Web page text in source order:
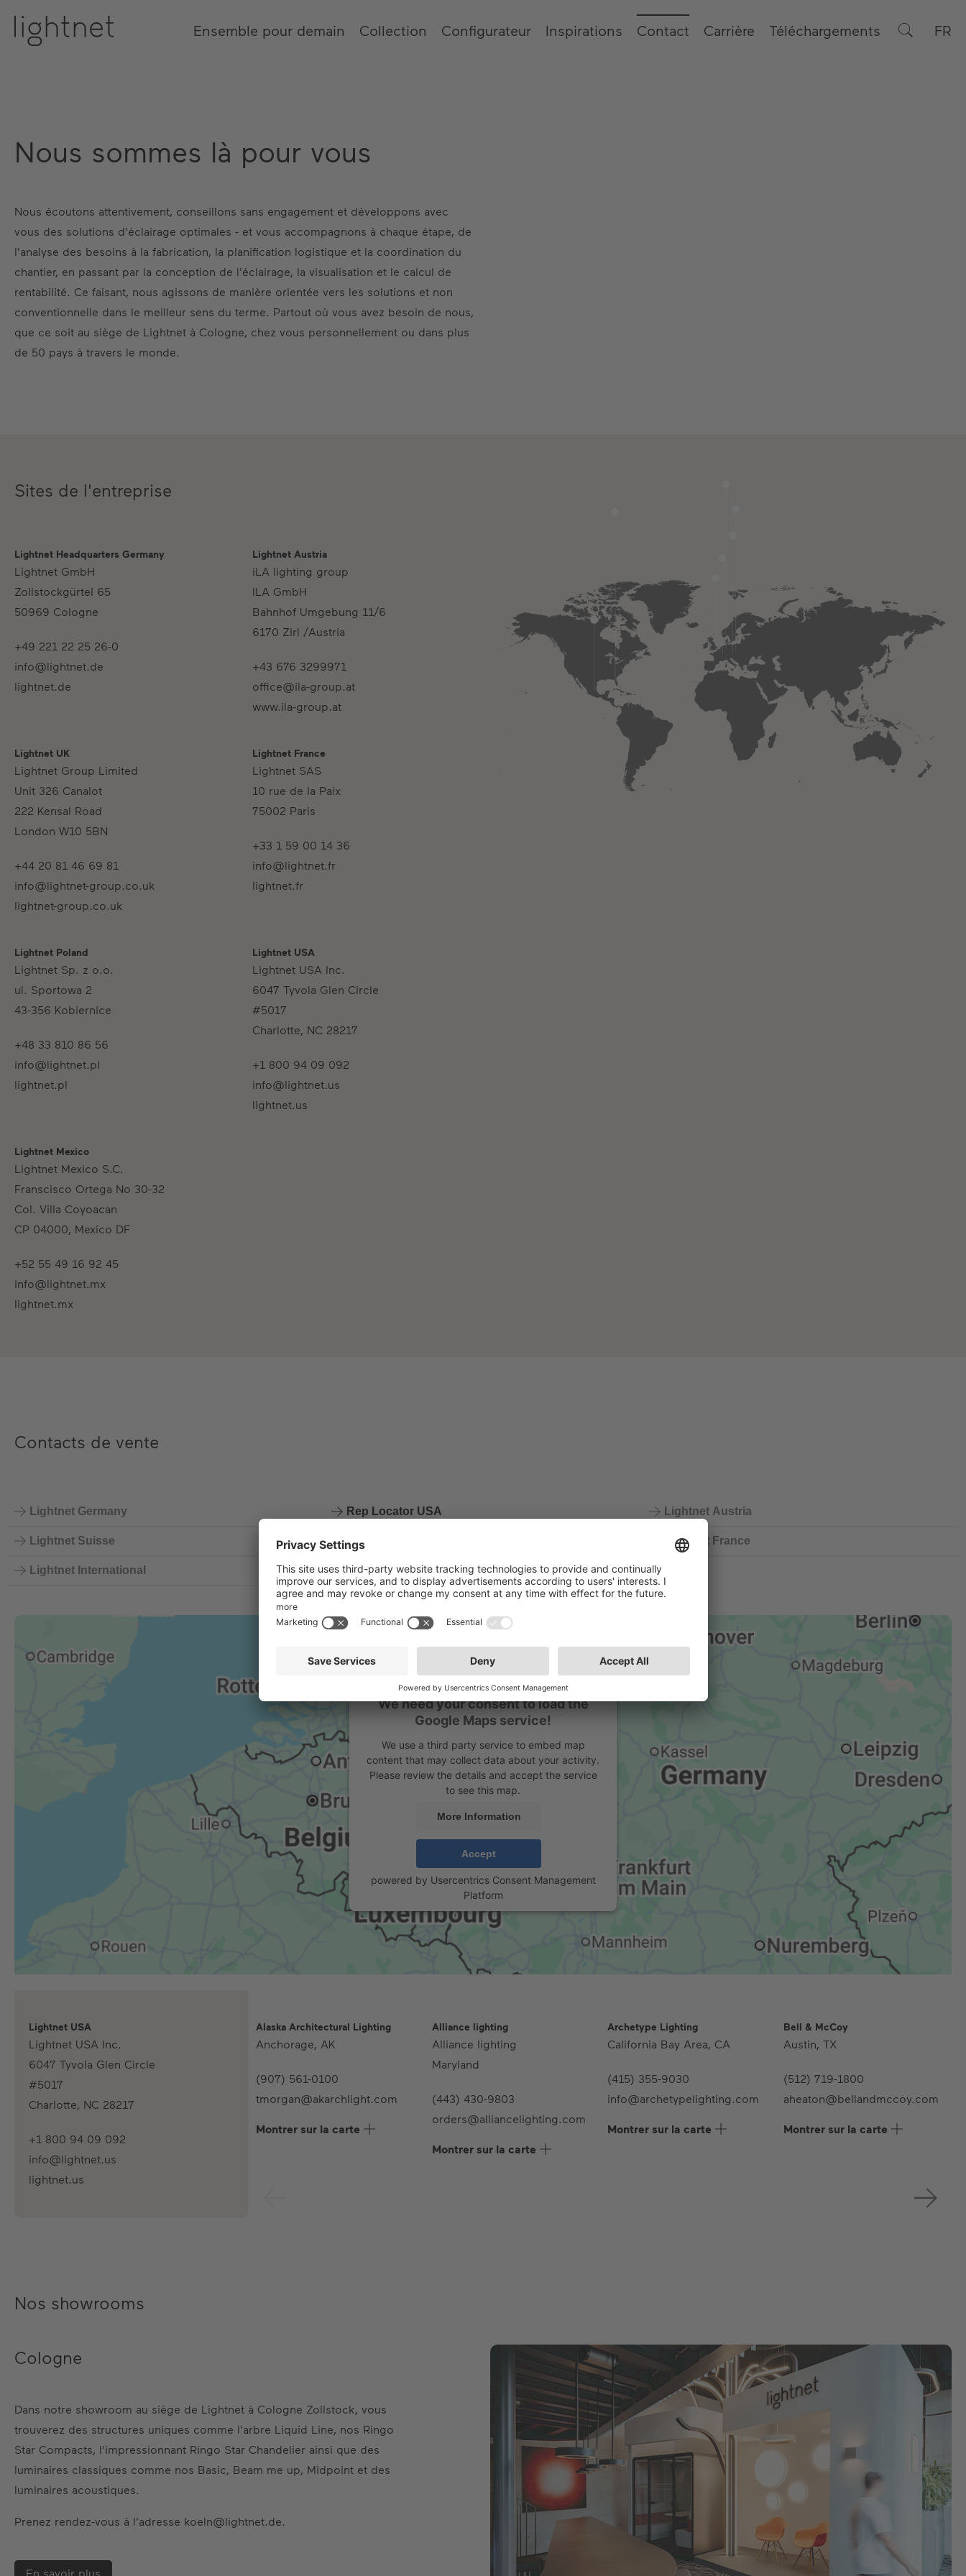
Ensemble pour demain Collection Configurateur Inspirations Contact Carrière Téléchargements FR
Nous sommes là pour vous
Nous écoutons attentivement, conseillons sans engagement et développons avec
vous des solutions d'éclairage optimales - et vous accompagnons à chaque étape, de
l'analyse des besoins à la fabrication, la planification logistique et la coordination du
chantier, en passant par la conception de l'éclairage, la visualisation et le calcul de
rentabilité. Ce faisant, nous agissons de manière orientée vers les solutions et non
conventionnelle dans le meilleur sens du terme. Partout où vous avez besoin de nous,
que ce soit au siège de Lightnet à Cologne, chez vous personnellement ou dans plus
de 50 pays à travers le monde.
Sites de l'entreprise
Lightnet Headquarters Germany
Lightnet GmbH
Zollstockgürtel 65
50969 Cologne
+49 221 22 25 26-0
info@lightnet.de
lightnet.de
Lightnet Austria
iLA lighting group
ILA GmbH
Bahnhof Umgebung 11/6
6170 Zirl /Austria
+43 676 3299971
office@ila-group.at
www.ila-group.at
Lightnet UK
Lightnet Group Limited
Unit 326 Canalot
222 Kensal Road
London W10 5BN
+44 20 81 46 69 81
info@lightnet-group.co.uk
lightnet-group.co.uk
Lightnet France
Lightnet SAS
10 rue de la Paix
75002 Paris
+33 1 59 00 14 36
info@lightnet.fr
lightnet.fr
Lightnet Poland
Lightnet Sp. z o.o.
ul. Sportowa 2
43-356 Kobiernice
+48 33 810 86 56
info@lightnet.pl
lightnet.pl
Lightnet USA
Lightnet USA Inc.
6047 Tyvola Glen Circle
#5017
Charlotte, NC 28217
+1 800 94 09 092
info@lightnet.us
lightnet.us
Lightnet Mexico
Lightnet Mexico S.C.
Franscisco Ortega No 30-32
Col. Villa Coyoacan
CP 04000, Mexico DF
+52 55 49 16 92 45
info@lightnet.mx
lightnet.mx
Contacts de vente
Lightnet Germany Rep Locator USA Lightnet Austria
Lightnet Suisse Lightnet UK Lightnet France
Lightnet International
We need your consent to load the
Google Maps service!
We use a third party service to embed map
content that may collect data about your activity.
Please review the details and accept the service
to see this map.
More Information
Accept
powered by Usercentrics Consent Management
Platform
Lightnet USA
Lightnet USA Inc.
6047 Tyvola Glen Circle
#5017
Charlotte, NC 28217
+1 800 94 09 092
info@lightnet.us
lightnet.us
Alaska Architectural Lighting
Anchorage, AK
(907) 561-0100
tmorgan@akarchlight.com
Montrer sur la carte
Alliance lighting
Alliance lighting
Maryland
(443) 430-9803
orders@alliancelighting.com
Montrer sur la carte
Archetype Lighting
California Bay Area, CA
(415) 355-9030
info@archetypelighting.com
Montrer sur la carte
Bell & McCoy
Austin, TX
(512) 719-1800
aheaton@bellandmccoy.com
Montrer sur la carte
Nos showrooms
Cologne
Dans notre showroom au siège de Lightnet à Cologne Zollstock, vous
trouverez des structures uniques comme l'arbre Liquid Line, nos Ringo
Star Compacts, l'impressionnant Ringo Star Chandelier ainsi que des
luminaires classiques comme nos Basic, Beam me up, Midpoint et des
luminaires acoustiques.
Prenez rendez-vous à l'adresse koeln@lightnet.de.
En savoir plus